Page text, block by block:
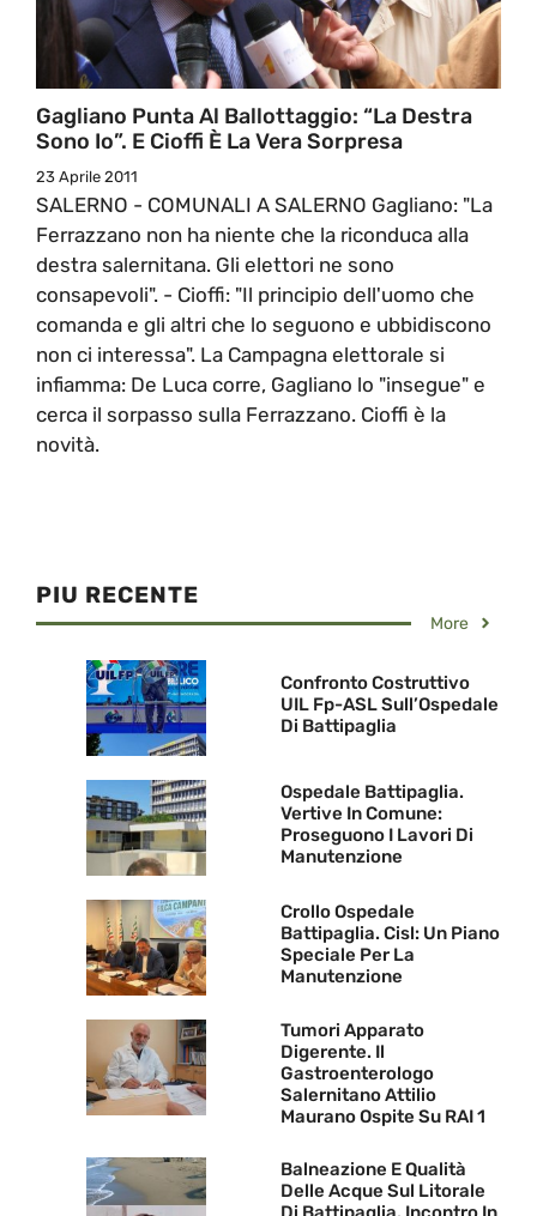
Gagliano Punta Al Ballottaggio: “la Destra
Sono Io”. E Cioffi È La Vera Sorpresa
23 Aprile 2011
SALERNO - COMUNALI A SALERNO Gagliano: "La
Ferrazzano non ha niente che la riconduca alla
destra salernitana. Gli elettori ne sono
consapevoli". - Cioffi: "Il principio dell'uomo che
comanda e gli altri che lo seguono e ubbidiscono
non ci interessa". La Campagna elettorale si
infiamma: De Luca corre, Gagliano lo "insegue" e
cerca il sorpasso sulla Ferrazzano. Cioffi è la
novità.
PIU RECENTE
More
Confronto Costruttivo
UIL Fp-ASL Sull’Ospedale
Di Battipaglia
Ospedale Battipaglia.
Vertive In Comune:
Proseguono I Lavori Di
Manutenzione
Crollo Ospedale
Battipaglia. Cisl: Un Piano
Speciale Per La
Manutenzione
Tumori Apparato
Digerente. Il
Gastroenterologo
Salernitano Attilio
Maurano Ospite Su RAI 1
Balneazione E Qualità
Delle Acque Sul Litorale